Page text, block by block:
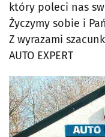
który poleci nas
Życzymy sobie i
Z wyrazami
AUTO EXPERT